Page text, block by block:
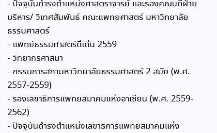
- ปัจจุบันดำรงตำแหน่งศาสตราจารย์ และรองคณบดีฝ่าย
บริหาร/ วิเทศสัมพันธ์ คณะแพทยศาสตร์ มหาวิทยาลัย
ธรรมศาสตร์
- แพทย์ธรรมศาสตร์ดีเด่น 2559
- วิทยากรศาสนา
- กรรมการสภามหาวิทยาลัยธรรมศาสตร์ 2 สมัย (พ.ศ.
2557-2559)
- รองเลขาธิการแพทยสมาคมแห่งอาเซียน (พ.ศ. 2559-
2562)
- ปัจจุบันดำรงตำแหน่งเลขาธิการแพทยสมาคมแห่ง